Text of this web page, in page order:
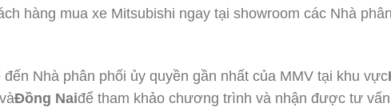
hàng mua xe Mitsubishi ngay tại showroom các Nhà phân
Nhà phân phối ủy quyền gần nhất của MMV tại khu vực
vàĐồng Naiđể tham khảo chương trình và nhận được tư